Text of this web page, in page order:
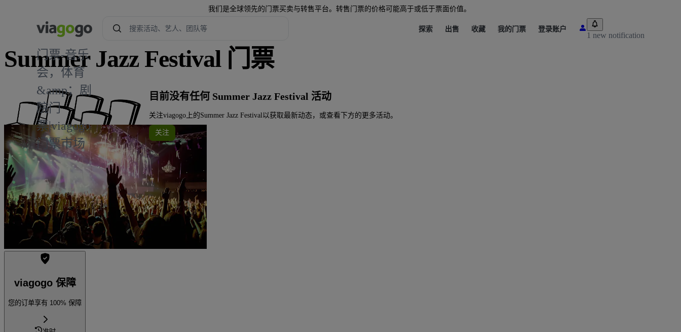
我们是全球领先的门票买卖与转售平台。转售门票的价格可能高于或低于票面价值。
门票-音乐
会，体育
&amp；剧
院门
票|viagogo
门票市场
探索 出售 收藏 我的门票 登录账户
1 new notification
Summer Jazz Festival 门票
目前没有任何 Summer Jazz Festival 活动
关注viagogo上的Summer Jazz Festival以获取最新动态，或查看下方的更多活动。
关注
viagogo 保障
您的订单享有 100% 保障